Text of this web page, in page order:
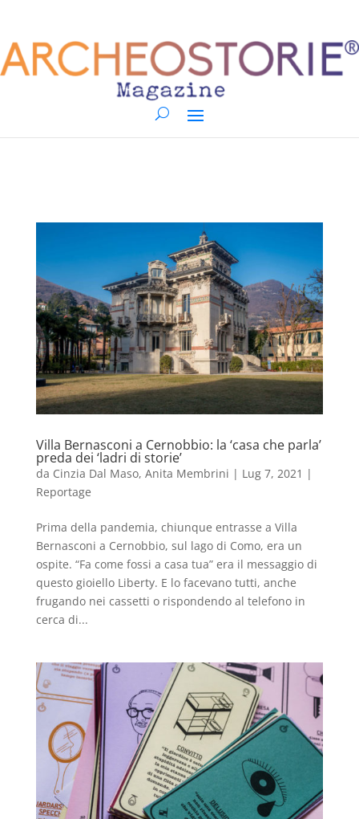
Villa Bernasconi a Cernobbio: la ‘casa che parla’
preda dei ‘ladri di storie’
da Cinzia Dal Maso, Anita Membrini | Lug 7, 2021 |
Reportage
Prima della pandemia, chiunque entrasse a Villa
Bernasconi a Cernobbio, sul lago di Como, era un
ospite. “Fa come fossi a casa tua” era il messaggio di
questo gioiello Liberty. E lo facevano tutti, anche
frugando nei cassetti o rispondendo al telefono in
cerca di...